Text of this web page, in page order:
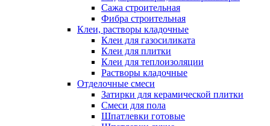
Сажа строительная
Фибра строительная
Клеи, растворы кладочные
Клеи для газосиликата
Клеи для плитки
Клеи для теплоизоляции
Растворы кладочные
Отделочные смеси
Затирки для керамической плитки
Смеси для пола
Шпатлевки готовые